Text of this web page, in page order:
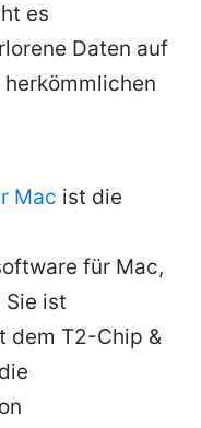
es
Daten auf
Mac ist die
für Mac,
Sie ist
dem T2-Chip &